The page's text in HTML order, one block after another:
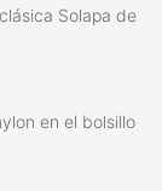
Solapa de
en el bolsillo